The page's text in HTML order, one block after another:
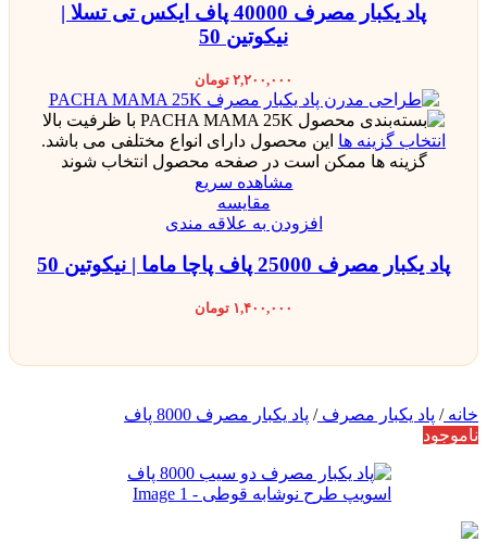
پاد یکبار مصرف 40000 پاف ایکس تی تسلا |
نیکوتین 50
۲,۲۰۰,۰۰۰ تومان
انتخاب گزینه ها این محصول دارای انواع مختلفی می باشد.
گزینه ها ممکن است در صفحه محصول انتخاب شوند
مشاهده سریع
مقایسه
افزودن به علاقه مندی
پاد یکبار مصرف 25000 پاف پاچا ماما | نیکوتین 50
۱,۴۰۰,۰۰۰ تومان
خانه/ پاد یکبار مصرف/ پاد یکبار مصرف 8000 پاف
ناموجود